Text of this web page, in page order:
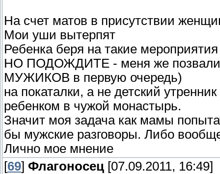
На счет матов в присутствии
Мои уши вытерпят
Ребенка беря на такие
НО ПОДОЖДИТЕ - меня же позвали и
МУЖИКОВ в первую очередь)
на покаталки, а не детский
ребенком в чужой монастырь.
Значит моя задача как мамы
бы мужские разговоры. Либо
Лично мое мнение
[69] Флагоносец [07.09.2011, 16:49]